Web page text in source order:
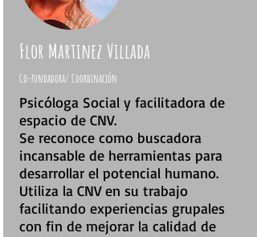
Flor Martinez Villada
Co-fundadora/ Coordinación
Psicóloga Social y facilitadora de
espacio de CNV.
Se reconoce como buscadora
incansable de herramientas para
desarrollar el potencial humano.
Utiliza la CNV en su trabajo
facilitando experiencias grupales
con fin de mejorar la calidad de